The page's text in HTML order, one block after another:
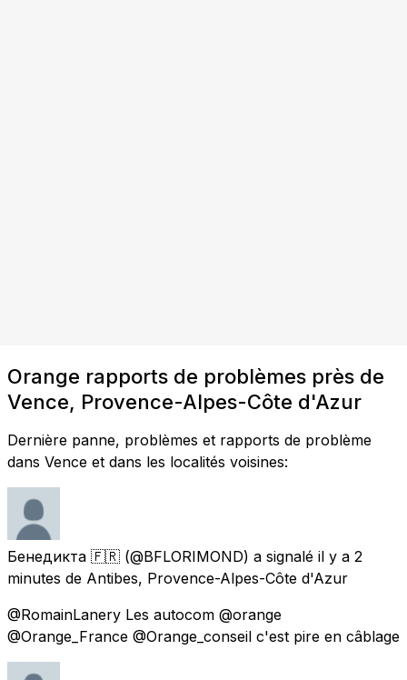
Orange rapports de problèmes près de
Vence, Provence-Alpes-Côte d'Azur
Dernière panne, problèmes et rapports de problème
dans Vence et dans les localités voisines:
Бенедикта 🇫🇷 (@BFLORIMOND) a signalé il y a 2
minutes de Antibes, Provence-Alpes-Côte d'Azur
@RomainLanery Les autocom @orange
@Orange_France @Orange_conseil c'est pire en câblage